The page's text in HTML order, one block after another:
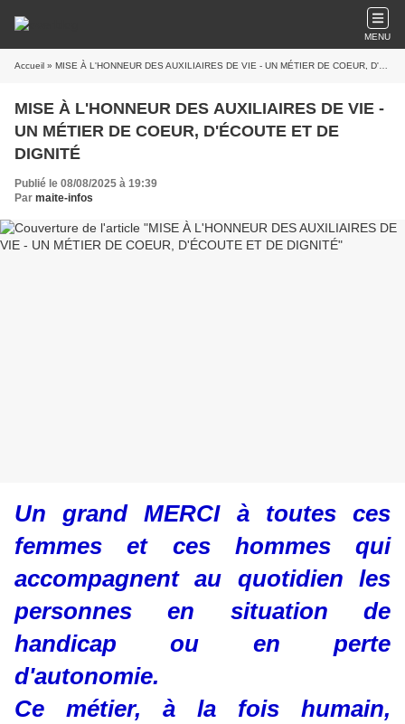
MENU
Accueil » MISE À L'HONNEUR DES AUXILIAIRES DE VIE - UN MÉTIER DE COEUR, D'ÉCOUTE ET DE DIGNITÉ
MISE À L'HONNEUR DES AUXILIAIRES DE VIE -
UN MÉTIER DE COEUR, D'ÉCOUTE ET DE
DIGNITÉ
Publié le 08/08/2025 à 19:39
Par maite-infos
Un grand MERCI à toutes ces
femmes et ces hommes qui
accompagnent au quotidien les
personnes en situation de
handicap ou en perte
d'autonomie.
Ce métier, à la fois humain,